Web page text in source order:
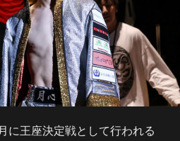
に王座決定戦として行われる